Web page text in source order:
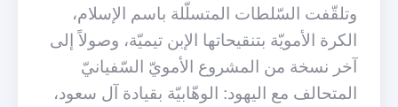
وتلقّفت السّلطات المتسلّلة باسم الإسلام،
الكرة الأمويّة بتنقيحاتها الإبن تيميّة، وصولاً إلى
آخر نسخة من المشروع الأمويّ السّفيانيّ
المتحالف مع اليهود: الوهّابيّة بقيادة آل سعود،